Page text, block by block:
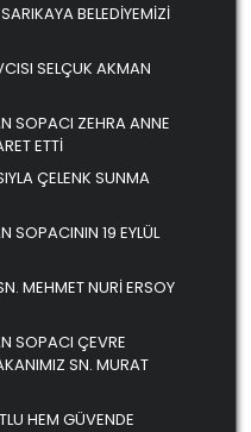
BELEDİYEMİZİ
SELÇUK AKMAN
SOPACI ZEHRA ANNE
ETTİ
ÇELENK SUNMA
SOPACININ 19 EYLÜL
MEHMET NURİ ERSOY
SOPACI ÇEVRE
SN. MURAT
HEM GÜVENDE